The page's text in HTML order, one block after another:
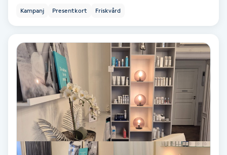
Käkledsbehandling
Kärlbehandling
Laserbehandling
Kampanj Presentkort Friskvård